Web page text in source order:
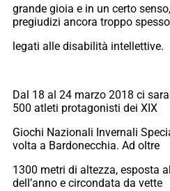
grande gioia e in un certo
pregiudizi ancora troppo spesso
legati alle disabilità intellettive.
Dal 18 al 24 marzo 2018 ci
500 atleti protagonisti dei XIX
Giochi Nazionali Invernali
volta a Bardonecchia. Ad oltre
1300 metri di altezza, esposta
dell’anno e circondata da vette